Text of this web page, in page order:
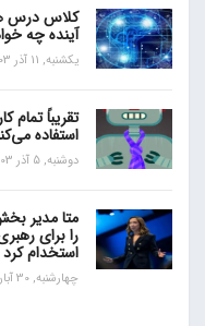
کلاس درس
آینده چه
یکشنبه, 11 آذر 1403, ساعت 19:48
استفاده
دوشنبه, 5 آذر 1403, ساعت 20:29
را برای
استخدام کرد
چهارشنبه, 30 آبان 1403, ساعت 15:47